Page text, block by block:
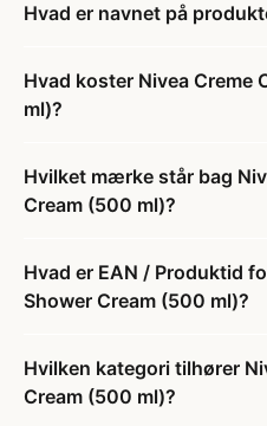
Hvad er navnet på
Hvad koster Nivea Creme
ml)?
Hvilket mærke står bag
Cream (500 ml)?
Hvad er EAN / Produktid
Shower Cream (500 ml)?
Hvilken kategori tilhører
Cream (500 ml)?